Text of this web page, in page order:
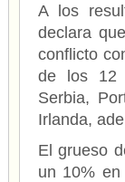
A los
declara
conflicto
de los 12
Serbia,
Irlanda,
El grueso
un 10%